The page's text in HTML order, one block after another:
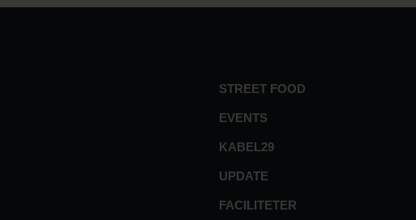
STREET FOOD
EVENTS
KABEL29
UPDATE
FACILITETER